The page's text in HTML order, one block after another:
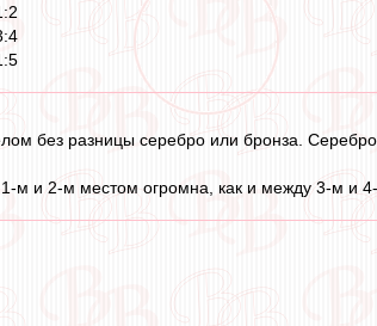
без разницы серебро или бронза.
м и 2-м местом огромна, как и между 3-м и